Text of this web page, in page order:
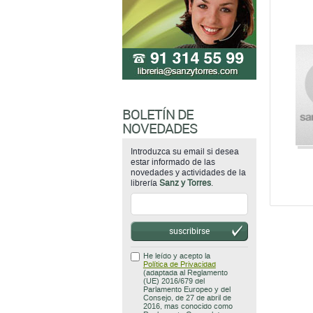
BOLETÍN DE
NOVEDADES
Introduzca su email si desea
estar informado de las
novedades y actividades de la
librería Sanz y Torres.
suscribirse
He leído y acepto la
Política de Privacidad
(adaptada al Reglamento
(UE) 2016/679 del
Parlamento Europeo y del
Consejo, de 27 de abril de
2016, mas conocido como